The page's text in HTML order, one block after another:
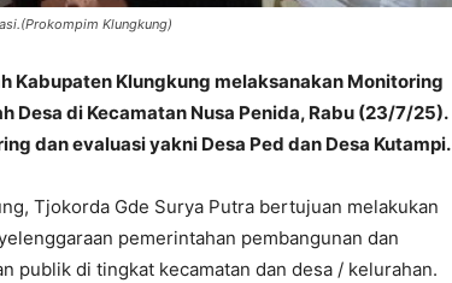
Klungkung)
Kabupaten Klungkung melaksanakan Monitoring
Desa di Kecamatan Nusa Penida, Rabu (23/7/25).
dan evaluasi yakni Desa Ped dan Desa Kutampi.
Tjokorda Gde Surya Putra bertujuan melakukan
pemerintahan pembangunan dan
publik di tingkat kecamatan dan desa / kelurahan.